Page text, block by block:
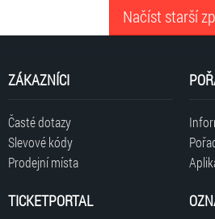
Načíst starší
ZÁKAZNÍCI
Časté dotazy
Slevové kódy
Prodejní místa
TICKETPORTAL